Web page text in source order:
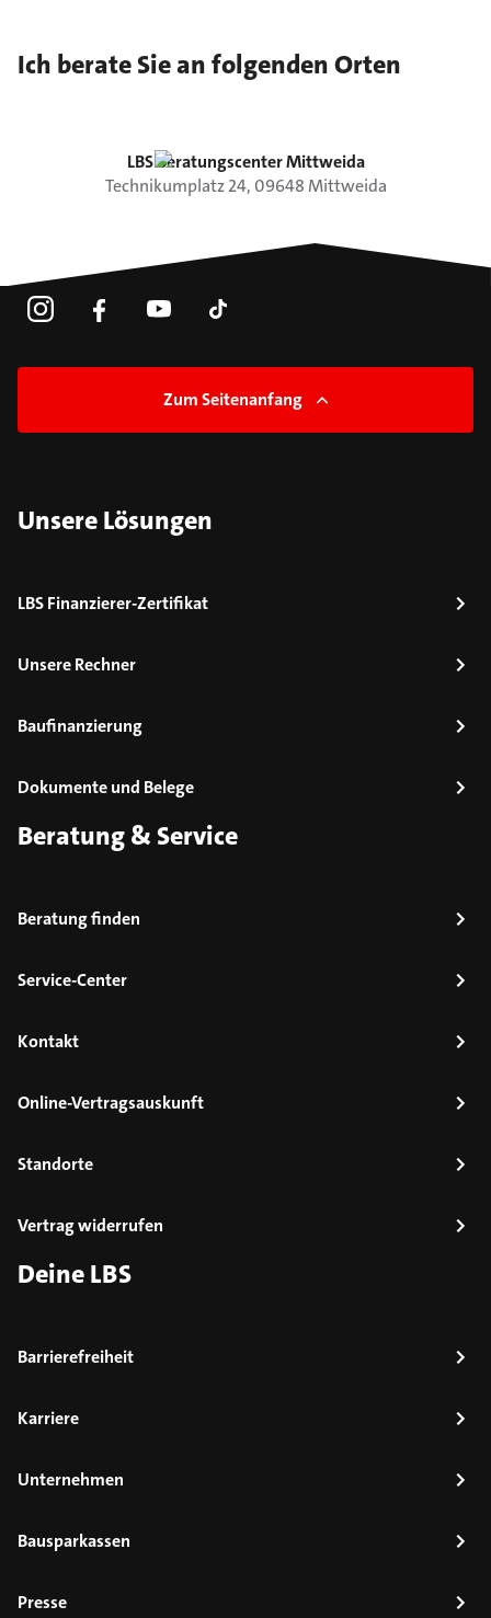
Ich berate Sie an folgenden Orten
LBS Beratungscenter Mittweida
Technikumplatz 24, 09648Mittweida
Zum Seitenanfang
Unsere Lösungen
LBS Finanzierer-Zertifikat
Unsere Rechner
Baufinanzierung
Dokumente und Belege
Beratung & Service
Beratung finden
Service-Center
Kontakt
Online-Vertragsauskunft
Standorte
Vertrag widerrufen
Deine LBS
Barrierefreiheit
Karriere
Unternehmen
Bausparkassen
Presse